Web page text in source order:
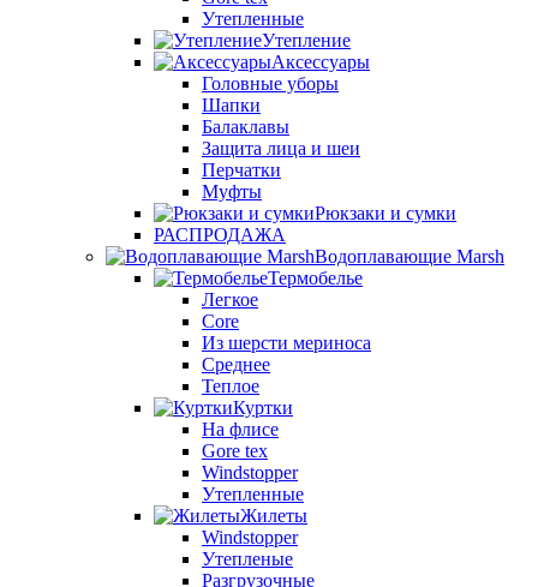
Утепленные
Утепление
Аксессуары
Головные уборы
Шапки
Балаклавы
Защита лица и шеи
Перчатки
Муфты
Рюкзаки и сумки
РАСПРОДАЖА
Водоплавающие Marsh
Термобелье
Легкое
Core
Из шерсти мериноса
Среднее
Теплое
Куртки
На флисе
Gore tex
Windstopper
Утепленные
Жилеты
Windstopper
Утепленые
Разгрузочные